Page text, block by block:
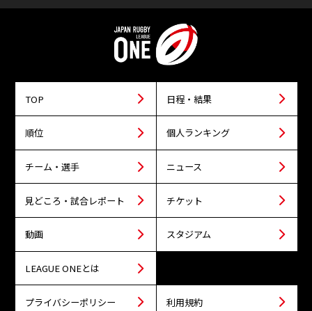
TOP 日程・結果
順位 個人ランキング
チーム・選手 ニュース
見どころ・試合レポート チケット
動画 スタジアム
LEAGUE ONEとは
プライバシーポリシー 利用規約